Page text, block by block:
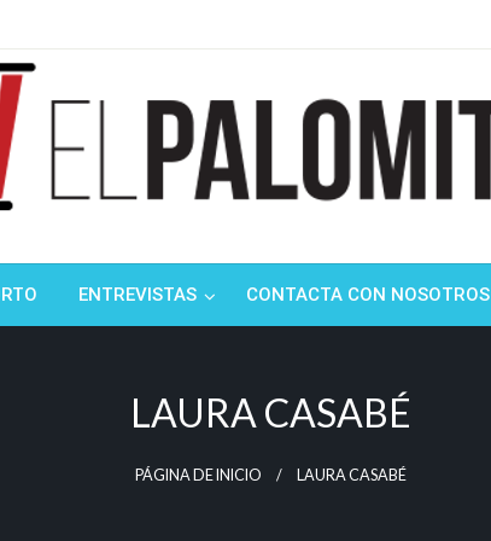
ENTREVISTAS CONTACTA CON NOSOTROS
LAURA CASABÉ
PÁGINA DE INICIO LAURA CASABÉ